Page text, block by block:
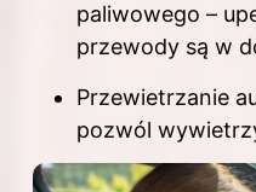
paliwowego –
przewody są w
Przewietrzanie
pozwól